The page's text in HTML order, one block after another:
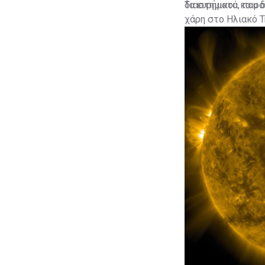
διαστημικού
Τα ευρήματα, που
χάρη στο Ηλιακό
Χαβάης.